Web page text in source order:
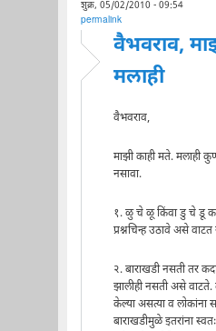
शुक्र, 05/02/2010 - 09:54
permalink
वैभवराव,
मलाही
वैभवराव,
माझी काही मते. मलाही
नसावा.
१. ळु चे ळू किंवा डु चे डू
प्रश्नचिन्ह उठावे असे वाटत
२. बाराखडी नसती तर
झालीही नसती असे
केल्या असत्या व लोकांना
बाराखडीमुळे इतरांना